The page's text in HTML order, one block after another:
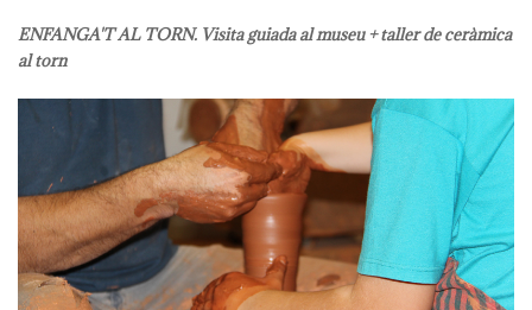
ENFANGA'T AL TORN. Visita guiada al museu + taller de ceràmica
al torn